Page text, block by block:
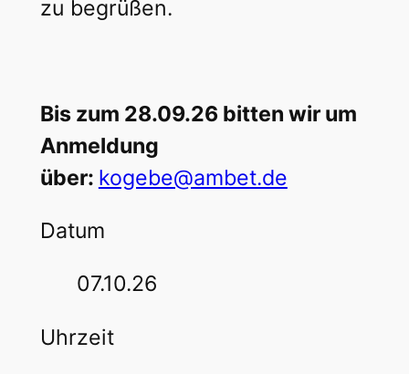
zu begrüßen.
Bis zum 28.09.26 bitten wir um
Anmeldung
über: kogebe@ambet.de
Datum
07.10.26
Uhrzeit